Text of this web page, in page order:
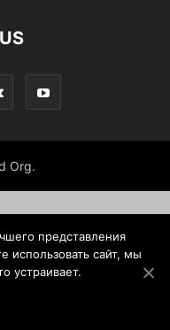
Org.
представления
использовать сайт, мы
устраивает.